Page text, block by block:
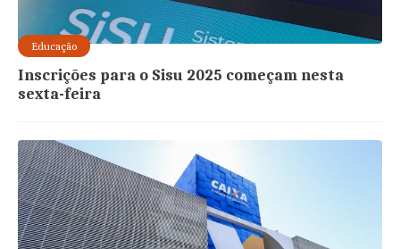
Educação
Inscrições para o Sisu 2025 começam nesta
sexta-feira